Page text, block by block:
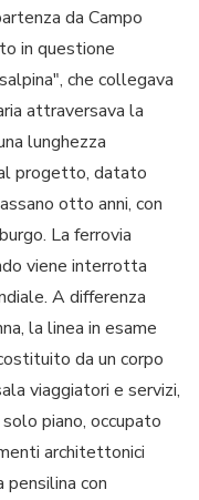
da Campo
in questione
che collegava
attraversava la
lunghezza
progetto, datato
otto anni, con
La ferrovia
viene interrotta
A differenza
la linea in esame
da un corpo
viaggiatori e servizi,
piano, occupato
architettonici
pensilina con